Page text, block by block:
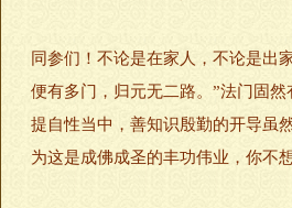
同参们！不论是在家人，不论是出
便有多门，归元无二路。”法门固
提自性当中，善知识殷勤的开导虽
为这是成佛成圣的丰功伟业，你不